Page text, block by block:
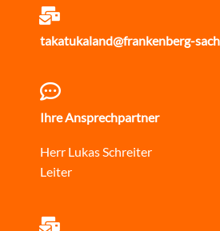
takatukaland@frankenberg-
Ihre Ansprechpartner
Herr Lukas Schreiter
Leiter